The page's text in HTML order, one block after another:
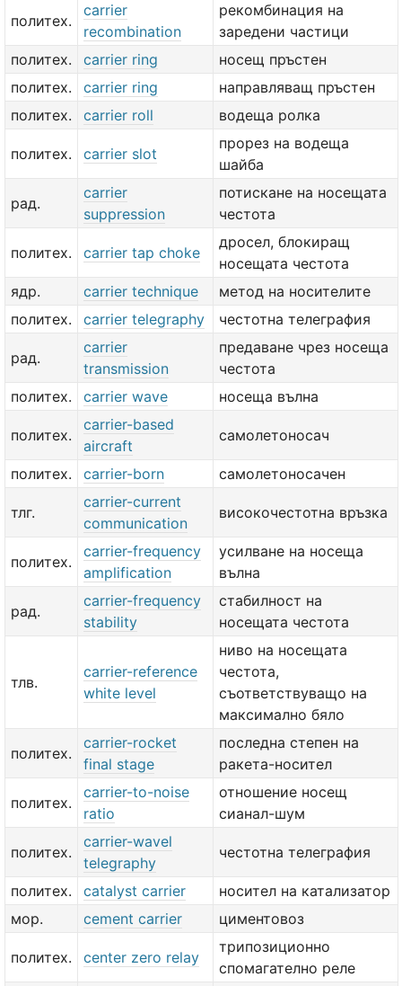
политех.
carrier
recombination
рекомбинация на
заредени частици
политех.
carrier ring
носещ пръстен
политех.
carrier ring
направляващ пръстен
политех.
carrier roll водеща ролка
политех. carrier slot
прорез на водеща
шайба
рад.
carrier
suppression
потискане на носещата
честота
политех. carrier tap choke
дросел, блокиращ
носещата честота
ядр.
carrier technique
метод на носителите
политех.
carrier telegraphy честотна телеграфия
рад.
carrier
transmission
предаване чрез носеща
честота
политех.
carrier wave носеща вълна
политех.
carrier-based
aircraft
самолетоносач
политех. carrier-born самолетоносачен
тлг.
carrier-current
communication
високочестотна връзка
политех.
carrier-frequency
amplification
усилване на носеща
вълна
рад.
carrier-frequency
stability
стабилност на
носещата честота
тлв.
carrier-reference
white level
ниво на носещата
честота,
съответствуващо на
максимално бяло
политех.
carrier-rocket
final stage
последна степен на
ракета-носител
политех.
carrier-to-noise
ratio
отношение носещ
сианал-шум
политех.
carrier-wavel
telegraphy
честотна телеграфия
политех. catalyst carrier
носител на катализатор
мор.
cement carrier циментовоз
политех. center zero relay
трипозиционно
спомагателно реле